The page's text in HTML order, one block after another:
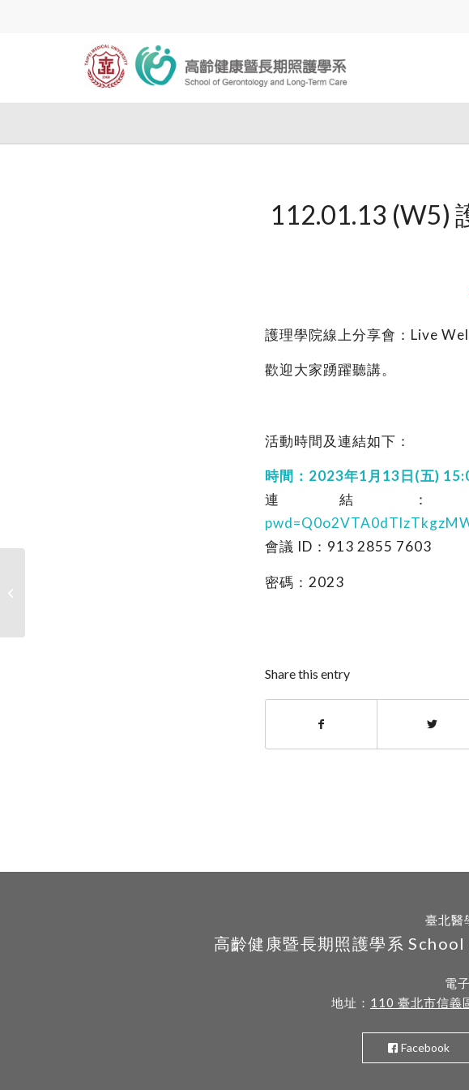
112.01.13 (W5)
護理學院線上分享會：Live
歡迎大家踴躍聽講。
活動時間及連結如下：
時間：2023年1月13日(五)
連結：
會議 ID：913 2855 7603
密碼：2023
Share this entry
臺北
高齡健康暨長期照護學系
電
地址： 110 臺北市信義
Facebook